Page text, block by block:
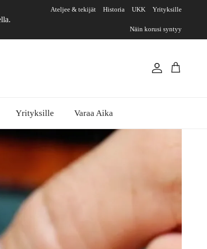
Ateljee & tekijät Historia UKK Yrityksille
Näin korusi syntyy
AccountCart
Yrityksille Varaa Aika